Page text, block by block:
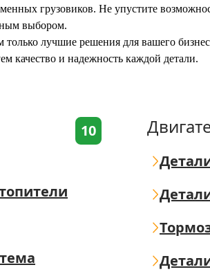
грузовиков. Не упустите
выбором.
лучшие решения для вашего
качество и надежность каждой детали.
10